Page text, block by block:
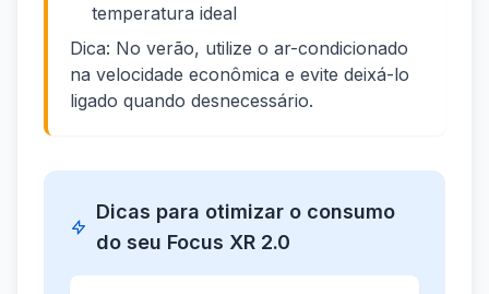
temperatura ideal
Dica: No verão, utilize o ar-condicionado
na velocidade econômica e evite deixá-lo
ligado quando desnecessário.
Dicas para otimizar o consumo
do seu Focus XR 2.0